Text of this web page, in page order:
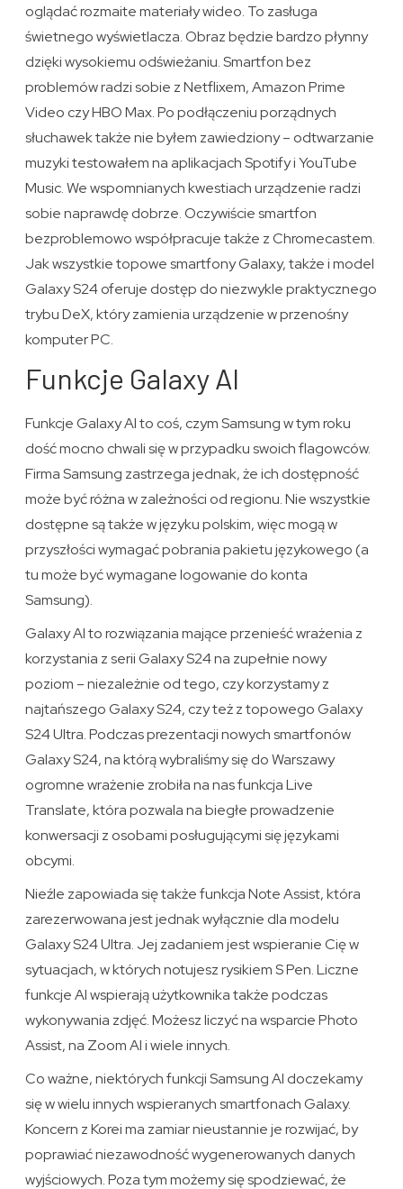
oglądać rozmaite materiały wideo. To zasługa
świetnego wyświetlacza. Obraz będzie bardzo płynny
dzięki wysokiemu odświeżaniu. Smartfon bez
problemów radzi sobie z Netflixem, Amazon Prime
Video czy HBO Max. Po podłączeniu porządnych
słuchawek także nie byłem zawiedziony – odtwarzanie
muzyki testowałem na aplikacjach Spotify i YouTube
Music. We wspomnianych kwestiach urządzenie radzi
sobie naprawdę dobrze. Oczywiście smartfon
bezproblemowo współpracuje także z Chromecastem.
Jak wszystkie topowe smartfony Galaxy, także i model
Galaxy S24 oferuje dostęp do niezwykle praktycznego
trybu DeX, który zamienia urządzenie w przenośny
komputer PC.
Funkcje Galaxy AI
Funkcje Galaxy AI to coś, czym Samsung w tym roku
dość mocno chwali się w przypadku swoich flagowców.
Firma Samsung zastrzega jednak, że ich dostępność
może być różna w zależności od regionu. Nie wszystkie
dostępne są także w języku polskim, więc mogą w
przyszłości wymagać pobrania pakietu językowego (a
tu może być wymagane logowanie do konta
Samsung).
Galaxy AI to rozwiązania mające przenieść wrażenia z
korzystania z serii Galaxy S24 na zupełnie nowy
poziom – niezależnie od tego, czy korzystamy z
najtańszego Galaxy S24, czy też z topowego Galaxy
S24 Ultra. Podczas prezentacji nowych smartfonów
Galaxy S24, na którą wybraliśmy się do Warszawy
ogromne wrażenie zrobiła na nas funkcja Live
Translate, która pozwala na biegłe prowadzenie
konwersacji z osobami posługującymi się językami
obcymi.
Nieźle zapowiada się także funkcja Note Assist, która
zarezerwowana jest jednak wyłącznie dla modelu
Galaxy S24 Ultra. Jej zadaniem jest wspieranie Cię w
sytuacjach, w których notujesz rysikiem S Pen. Liczne
funkcje AI wspierają użytkownika także podczas
wykonywania zdjęć. Możesz liczyć na wsparcie Photo
Assist, na Zoom AI i wiele innych.
Co ważne, niektórych funkcji Samsung AI doczekamy
się w wielu innych wspieranych smartfonach Galaxy.
Koncern z Korei ma zamiar nieustannie je rozwijać, by
poprawiać niezawodność wygenerowanych danych
wyjściowych. Poza tym możemy się spodziewać, że